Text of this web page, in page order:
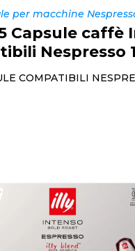
per macchine
Capsule caffè
Nespresso
COMPATIBILI